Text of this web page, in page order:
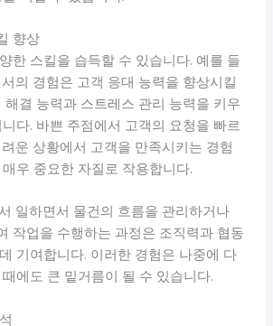
향상
한 스킬을 습득할 수 있습니다. 예를 들
의 경험은 고객 응대 능력을 향상시킬
해결 능력과 스트레스 관리 능력을 키우
다. 바쁜 주점에서 고객의 요청을 빠르
운 상황에서 고객을 만족시키는 경험
우 중요한 자질로 작용합니다.
일하면서 물건의 흐름을 관리하거나
작업을 수행하는 과정은 조직력과 협동
기여합니다. 이러한 경험은 나중에 다
에도 큰 밑거름이 될 수 있습니다.